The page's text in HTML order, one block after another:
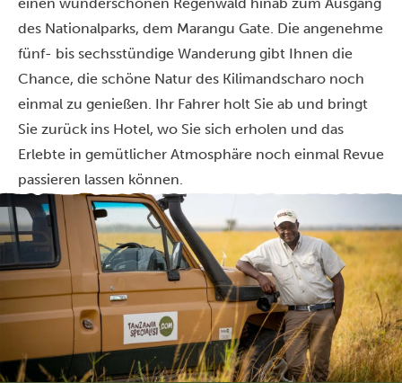
des Nationalparks, dem Marangu Gate. Die angenehme
fünf- bis sechsstündige Wanderung gibt Ihnen die
Chance, die schöne Natur des Kilimandscharo noch
einmal zu genießen. Ihr Fahrer holt Sie ab und bringt
Sie zurück ins Hotel, wo Sie sich erholen und das
Erlebte in gemütlicher Atmosphäre noch einmal Revue
passieren lassen können.